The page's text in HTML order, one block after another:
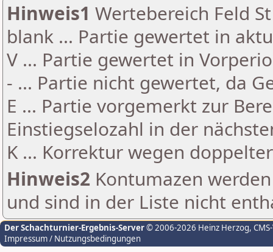
Hinweis1 Wertebereich Feld
blank ... Partie gewertet in
V ... Partie gewertet in
- ... Partie nicht gewertet, da
E ... Partie vorgemerkt zur
Einstiegselozahl in der
K ... Korrektur wegen
Hinweis2 Kontumazen
und sind in der Liste nicht
Der Schachturnier-Ergebnis-Server© 2006-2026 Heinz Herzog,
Impressum / Nutzungsbedingungen